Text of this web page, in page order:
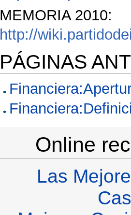
MEMORIA 2010:
http://
PÁGINAS
Online
Las